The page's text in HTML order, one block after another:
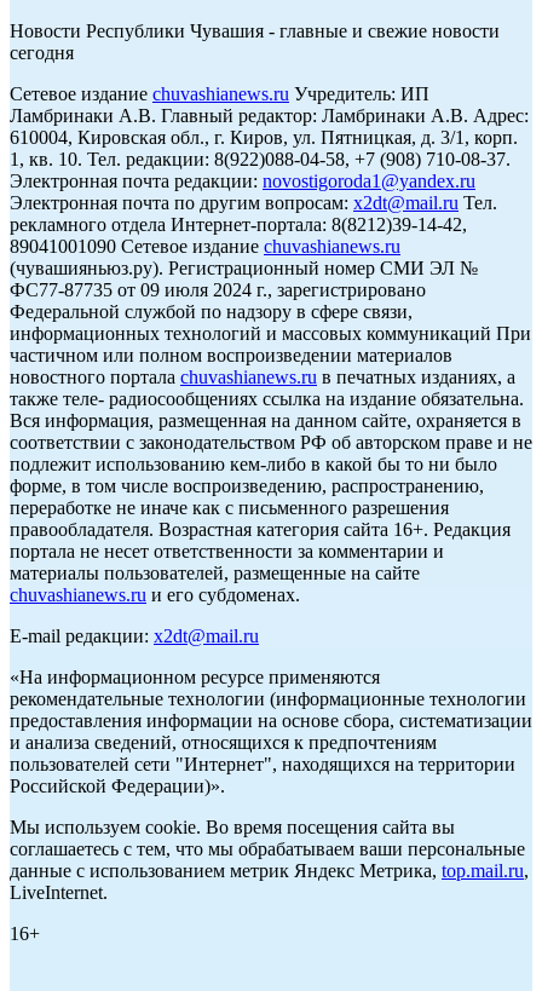
Новости Республики Чувашия - главные и свежие новости
сегодня
Сетевое издание chuvashianews.ru Учредитель: ИП
Ламбринаки А.В. Главный редактор: Ламбринаки А.В. Адрес:
610004, Кировская обл., г. Киров, ул. Пятницкая, д. 3/1, корп.
1, кв. 10. Тел. редакции: 8(922)088-04-58, +7 (908) 710-08-37.
Электронная почта редакции: novostigoroda1@yandex.ru
Электронная почта по другим вопросам: x2dt@mail.ru Тел.
рекламного отдела Интернет-портала: 8(8212)39-14-42,
89041001090 Сетевое издание chuvashianews.ru
(чувашияньюз.ру). Регистрационный номер СМИ ЭЛ №
ФС77-87735 от 09 июля 2024 г., зарегистрировано
Федеральной службой по надзору в сфере связи,
информационных технологий и массовых коммуникаций При
частичном или полном воспроизведении материалов
новостного портала chuvashianews.ru в печатных изданиях, а
также теле- радиосообщениях ссылка на издание обязательна.
Вся информация, размещенная на данном сайте, охраняется в
соответствии с законодательством РФ об авторском праве и не
подлежит использованию кем-либо в какой бы то ни было
форме, в том числе воспроизведению, распространению,
переработке не иначе как с письменного разрешения
правообладателя. Возрастная категория сайта 16+. Редакция
портала не несет ответственности за комментарии и
материалы пользователей, размещенные на сайте
chuvashianews.ru и его субдоменах.
E-mail редакции: x2dt@mail.ru
«На информационном ресурсе применяются
рекомендательные технологии (информационные технологии
предоставления информации на основе сбора, систематизации
и анализа сведений, относящихся к предпочтениям
пользователей сети "Интернет", находящихся на территории
Российской Федерации)».
Мы используем cookie. Во время посещения сайта вы
соглашаетесь с тем, что мы обрабатываем ваши персональные
данные с использованием метрик Яндекс Метрика, top.mail.ru,
LiveInternet.
16+